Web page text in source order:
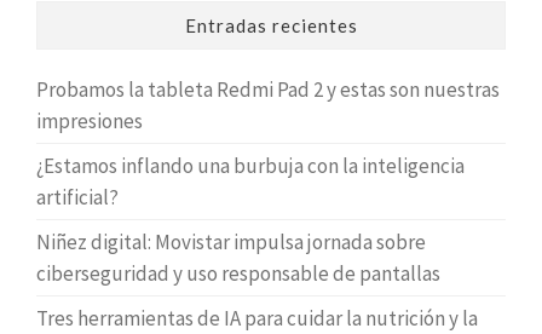
Entradas recientes
Probamos la tableta Redmi Pad 2 y estas son nuestras
impresiones
¿Estamos inflando una burbuja con la inteligencia
artificial?
Niñez digital: Movistar impulsa jornada sobre
ciberseguridad y uso responsable de pantallas
Tres herramientas de IA para cuidar la nutrición y la